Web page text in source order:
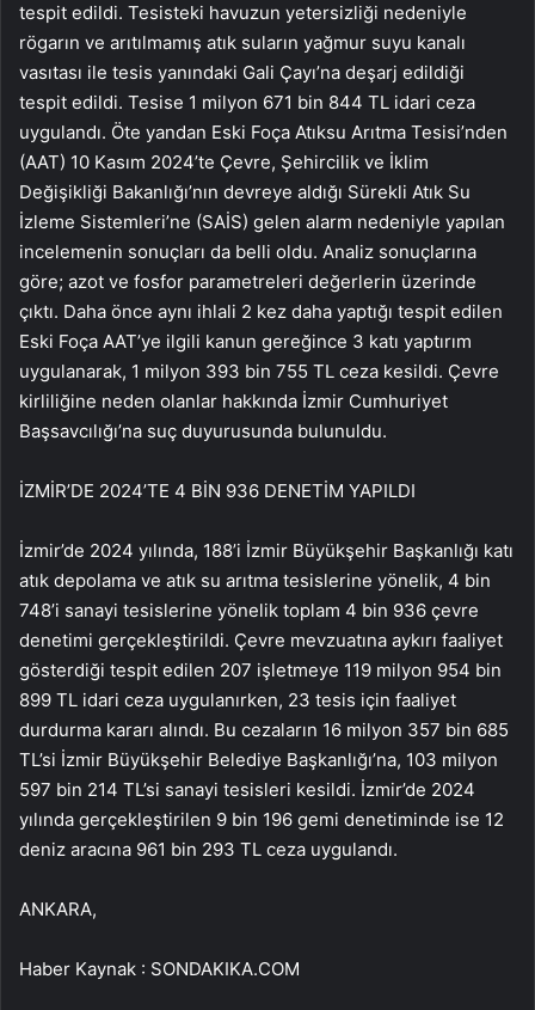
tespit edildi. Tesisteki havuzun yetersizliği nedeniyle
rögarın ve arıtılmamış atık suların yağmur suyu kanalı
vasıtası ile tesis yanındaki Gali Çayı’na deşarj edildiği
tespit edildi. Tesise 1 milyon 671 bin 844 TL idari ceza
uygulandı. Öte yandan Eski Foça Atıksu Arıtma Tesisi’nden
(AAT) 10 Kasım 2024’te Çevre, Şehircilik ve İklim
Değişikliği Bakanlığı’nın devreye aldığı Sürekli Atık Su
İzleme Sistemleri’ne (SAİS) gelen alarm nedeniyle yapılan
incelemenin sonuçları da belli oldu. Analiz sonuçlarına
göre; azot ve fosfor parametreleri değerlerin üzerinde
çıktı. Daha önce aynı ihlali 2 kez daha yaptığı tespit edilen
Eski Foça AAT’ye ilgili kanun gereğince 3 katı yaptırım
uygulanarak, 1 milyon 393 bin 755 TL ceza kesildi. Çevre
kirliliğine neden olanlar hakkında İzmir Cumhuriyet
Başsavcılığı’na suç duyurusunda bulunuldu.
İZMİR’DE 2024’TE 4 BİN 936 DENETİM YAPILDI
İzmir’de 2024 yılında, 188’i İzmir Büyükşehir Başkanlığı katı
atık depolama ve atık su arıtma tesislerine yönelik, 4 bin
748’i sanayi tesislerine yönelik toplam 4 bin 936 çevre
denetimi gerçekleştirildi. Çevre mevzuatına aykırı faaliyet
gösterdiği tespit edilen 207 işletmeye 119 milyon 954 bin
899 TL idari ceza uygulanırken, 23 tesis için faaliyet
durdurma kararı alındı. Bu cezaların 16 milyon 357 bin 685
TL’si İzmir Büyükşehir Belediye Başkanlığı’na, 103 milyon
597 bin 214 TL’si sanayi tesisleri kesildi. İzmir’de 2024
yılında gerçekleştirilen 9 bin 196 gemi denetiminde ise 12
deniz aracına 961 bin 293 TL ceza uygulandı.
ANKARA,
Haber Kaynak : SONDAKIKA.COM